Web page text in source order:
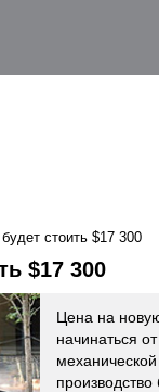
стоить $17 300
$17 300
Цена на
начинаться